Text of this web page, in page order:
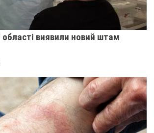
виявили новий штам